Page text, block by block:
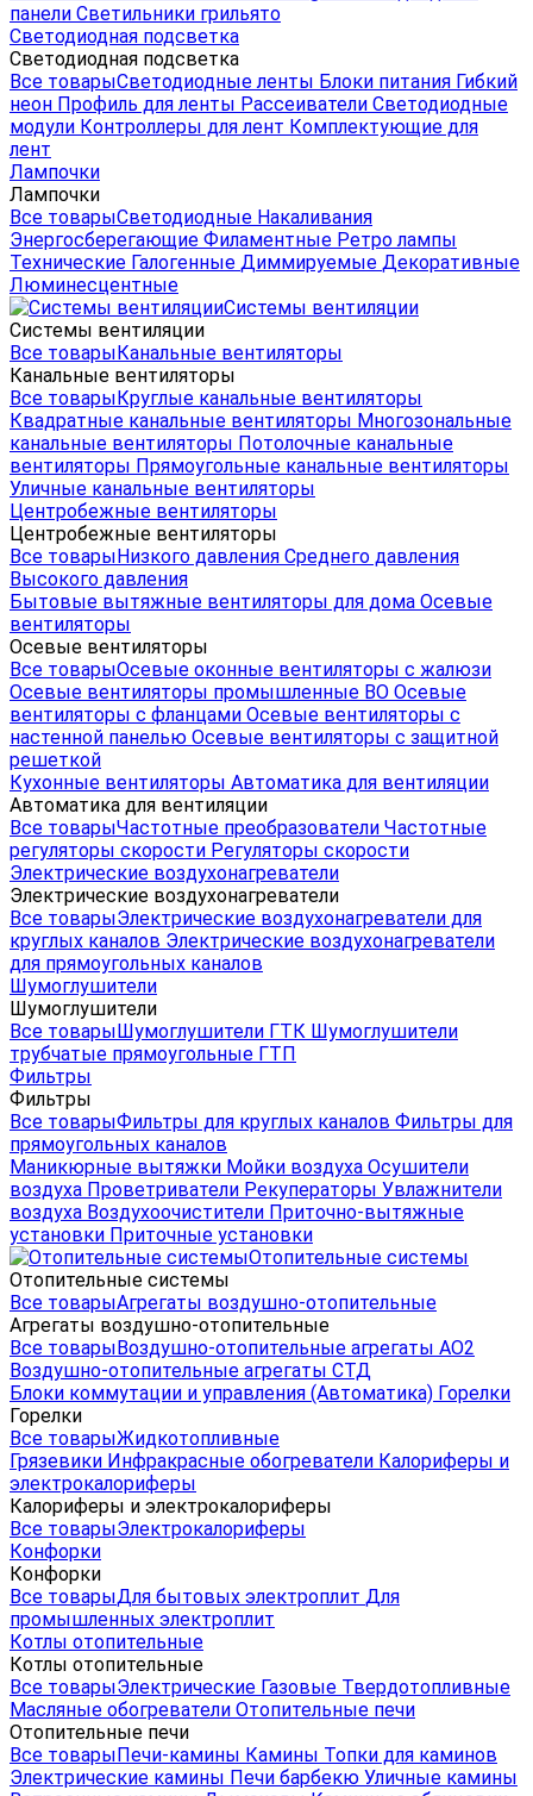
панели Светильники грильято
Светодиодная подсветка
Светодиодная подсветка
Все товарыСветодиодные ленты Блоки питания Гибкий
неон Профиль для ленты Рассеиватели Светодиодные
модули Контроллеры для лент Комплектующие для
лент
Лампочки
Лампочки
Все товарыСветодиодные Накаливания
Энергосберегающие Филаментные Ретро лампы
Технические Галогенные Диммируемые Декоративные
Люминесцентные
Системы вентиляции
Системы вентиляции
Все товарыКанальные вентиляторы
Канальные вентиляторы
Все товарыКруглые канальные вентиляторы
Квадратные канальные вентиляторы Многозональные
канальные вентиляторы Потолочные канальные
вентиляторы Прямоугольные канальные вентиляторы
Уличные канальные вентиляторы
Центробежные вентиляторы
Центробежные вентиляторы
Все товарыНизкого давления Среднего давления
Высокого давления
Бытовые вытяжные вентиляторы для дома Осевые
вентиляторы
Осевые вентиляторы
Все товарыОсевые оконные вентиляторы с жалюзи
Осевые вентиляторы промышленные ВО Осевые
вентиляторы с фланцами Осевые вентиляторы с
настенной панелью Осевые вентиляторы с защитной
решеткой
Кухонные вентиляторы Автоматика для вентиляции
Автоматика для вентиляции
Все товарыЧастотные преобразователи Частотные
регуляторы скорости Регуляторы скорости
Электрические воздухонагреватели
Электрические воздухонагреватели
Все товарыЭлектрические воздухонагреватели для
круглых каналов Электрические воздухонагреватели
для прямоугольных каналов
Шумоглушители
Шумоглушители
Все товарыШумоглушители ГТК Шумоглушители
трубчатые прямоугольные ГТП
Фильтры
Фильтры
Все товарыФильтры для круглых каналов Фильтры для
прямоугольных каналов
Маникюрные вытяжки Мойки воздуха Осушители
воздуха Проветриватели Рекуператоры Увлажнители
воздуха Воздухоочистители Приточно-вытяжные
установки Приточные установки
Отопительные системы
Отопительные системы
Все товарыАгрегаты воздушно-отопительные
Агрегаты воздушно-отопительные
Все товарыВоздушно-отопительные агрегаты АО2
Воздушно-отопительные агрегаты СТД
Блоки коммутации и управления (Автоматика) Горелки
Горелки
Все товарыЖидкотопливные
Грязевики Инфракрасные обогреватели Калориферы и
электрокалориферы
Калориферы и электрокалориферы
Все товарыЭлектрокалориферы
Конфорки
Конфорки
Все товарыДля бытовых электроплит Для
промышленных электроплит
Котлы отопительные
Котлы отопительные
Все товарыЭлектрические Газовые Твердотопливные
Масляные обогреватели Отопительные печи
Отопительные печи
Все товарыПечи-камины Камины Топки для каминов
Электрические камины Печи барбекю Уличные камины